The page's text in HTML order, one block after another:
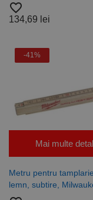
favorite_border
134,69 lei
-41%
Mai multe
Metru pentru
lemn, subtire,